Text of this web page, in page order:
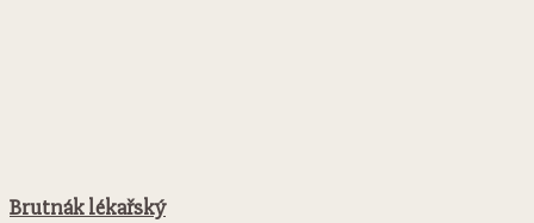
Brutnák lékařský